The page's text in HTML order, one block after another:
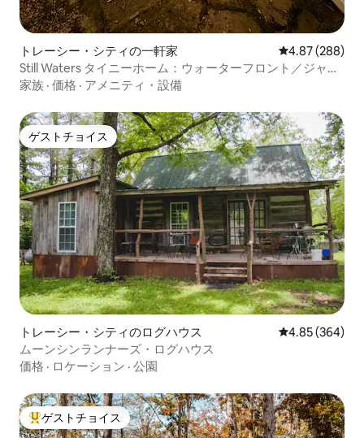
トレーシー・シティの一軒家 レビュー288
4.87 (288)
Still Waters タイニーホーム：ウォーターフロント／ジャグ
ジー／カヤック
家族 · 価格 · アメニティ・設備
ゲストチョイス
ゲストチョイス
トレーシー・シティのログハウス レビュー364
4.85 (364)
ムーンシンランナーズ・ログハウス
価格 · ロケーション · 公園
大好評のゲストチョイスです。
ゲストチョイス